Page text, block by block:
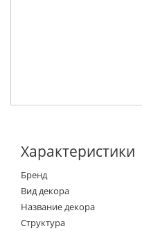
Характеристики
Бренд
Вид декора
Название декора
Структура